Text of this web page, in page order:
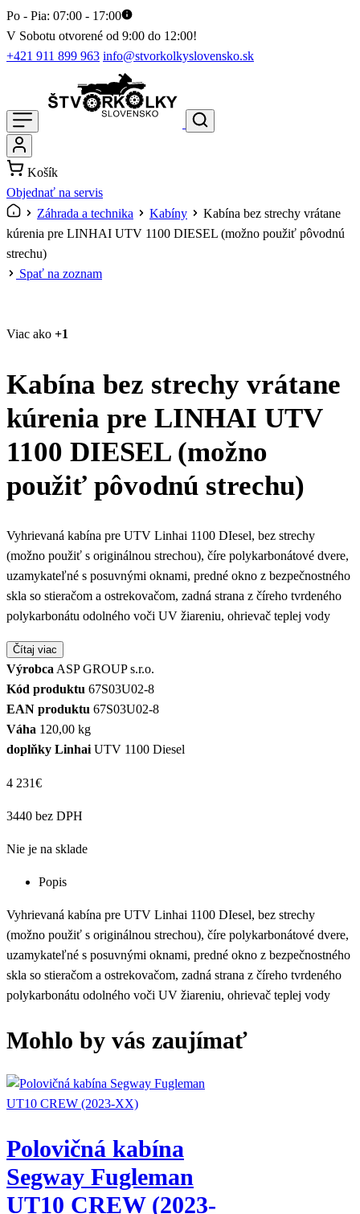
Po - Pia: 07:00 - 17:00
V Sobotu otvorené od 9:00 do 12:00!
+421 911 899 963 info@stvorkolkyslovensko.sk
Košík
Objednať na servis
Záhrada a technika
Kabíny
Kabína bez strechy vrátane
kúrenia pre LINHAI UTV 1100 DIESEL (možno použiť pôvodnú
strechu)
Spať na zoznam
Viac ako +1
Kabína bez strechy vrátane
kúrenia pre LINHAI UTV
1100 DIESEL (možno
použiť pôvodnú strechu)
Vyhrievaná kabína pre UTV Linhai 1100 DIesel, bez strechy
(možno použiť s originálnou strechou), číre polykarbonátové dvere,
uzamykateľné s posuvnými oknami, predné okno z bezpečnostného
skla so stieračom a ostrekovačom, zadná strana z číreho tvrdeného
polykarbonátu odolného voči UV žiareniu, ohrievač teplej vody
Čítaj viac
VýrobcaASP GROUP s.r.o.
Kód produktu 67S03U02-8
EAN produktu 67S03U02-8
Váha 120,00 kg
doplňky Linhai UTV 1100 Diesel
4 231€
3440 bez DPH
Nie je na sklade
Popis
Vyhrievaná kabína pre UTV Linhai 1100 DIesel, bez strechy
(možno použiť s originálnou strechou), číre polykarbonátové dvere,
uzamykateľné s posuvnými oknami, predné okno z bezpečnostného
skla so stieračom a ostrekovačom, zadná strana z číreho tvrdeného
polykarbonátu odolného voči UV žiareniu, ohrievač teplej vody
Mohlo by vás zaujímať
Polovičná kabína
Segway Fugleman
UT10 CREW (2023-